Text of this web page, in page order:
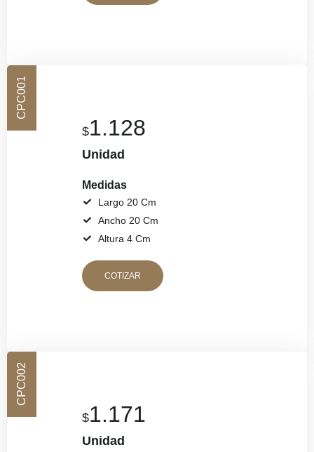
CPC001
$1.128
Unidad
Medidas
Largo 20 Cm
Ancho 20 Cm
Altura 4 Cm
COTIZAR
CPC002
$1.171
Unidad